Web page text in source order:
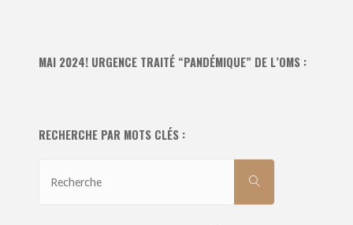
MAI 2024! URGENCE TRAITÉ “PANDÉMIQUE” DE L’OMS :
RECHERCHE PAR MOTS CLÉS :
RECHERCHE